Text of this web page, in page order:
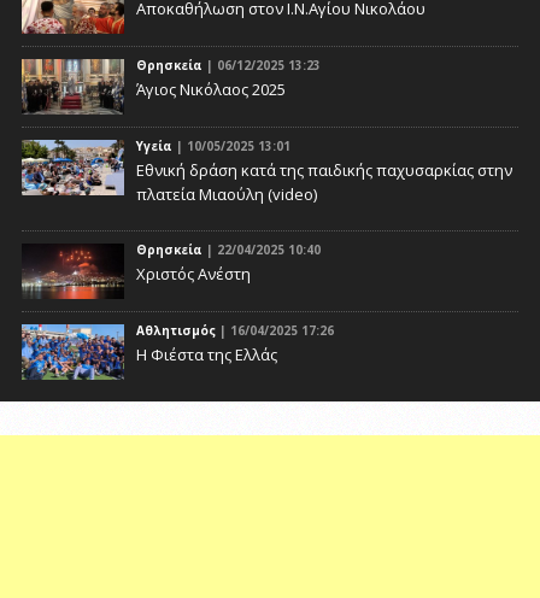
Αποκαθήλωση στον Ι.Ν.Αγίου Νικολάου
Θρησκεία | 06/12/2025 13:23
Άγιος Νικόλαος 2025
Υγεία | 10/05/2025 13:01
Eθνική δράση κατά της παιδικής παχυσαρκίας στην
πλατεία Μιαούλη (video)
Θρησκεία | 22/04/2025 10:40
Χριστός Ανέστη
Αθλητισμός | 16/04/2025 17:26
Η Φιέστα της Ελλάς